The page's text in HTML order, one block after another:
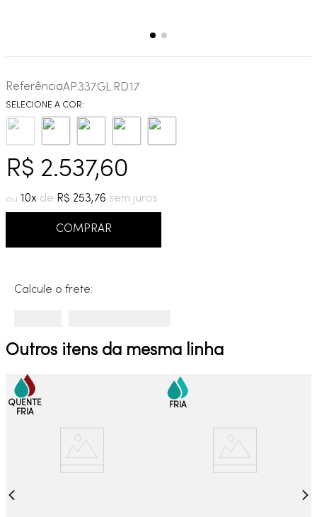
ReferênciaAP.337.GL.RD.17
R$ 2.537,60
10 R$ 253,76
COMPRAR
Calcule o frete:
Outros itens da mesma linha